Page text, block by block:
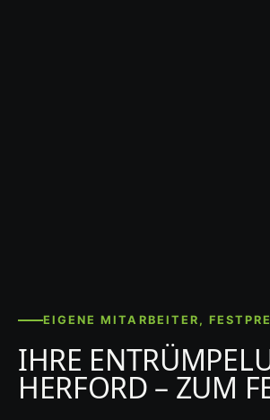
EIGENE MITARBEITER,
IHRE
HERFORD – ZUM